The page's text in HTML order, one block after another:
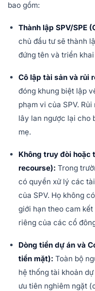
bao gồm:
Thành lập SPV/SPE
chủ đầu tư sẽ thành
đứng tên và triển
Cô lập tài sản và rủi
đóng khung biệt lập
phạm vi của SPV.
lây lan ngược lại cho
mẹ.
Không truy đòi hoặc
recourse): Trong
có quyền xử lý các
của SPV. Họ không
giới hạn theo cam
riêng của các cổ
Dòng tiền dự án và
tiền mặt): Toàn bộ
hệ thống tài khoản
ưu tiên nghiêm ngặt